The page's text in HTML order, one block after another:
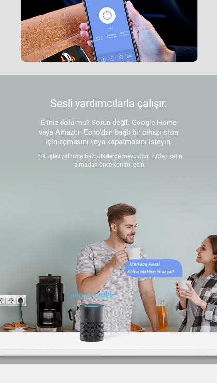
Sesli yardımcılarla çalışır.
Eliniz dolu mu? Sorun değil. Google Home
veya Amazon Echo'dan bağlı bir cihazı sizin
için açmasını veya kapatmasını isteyin.
*Bu işlev yalnızca bazı ülkelerde mevcuttur. Lütfen satın
almadan önce kontrol edin.
Merhaba Alexa!
Kahve makinesini kapat!